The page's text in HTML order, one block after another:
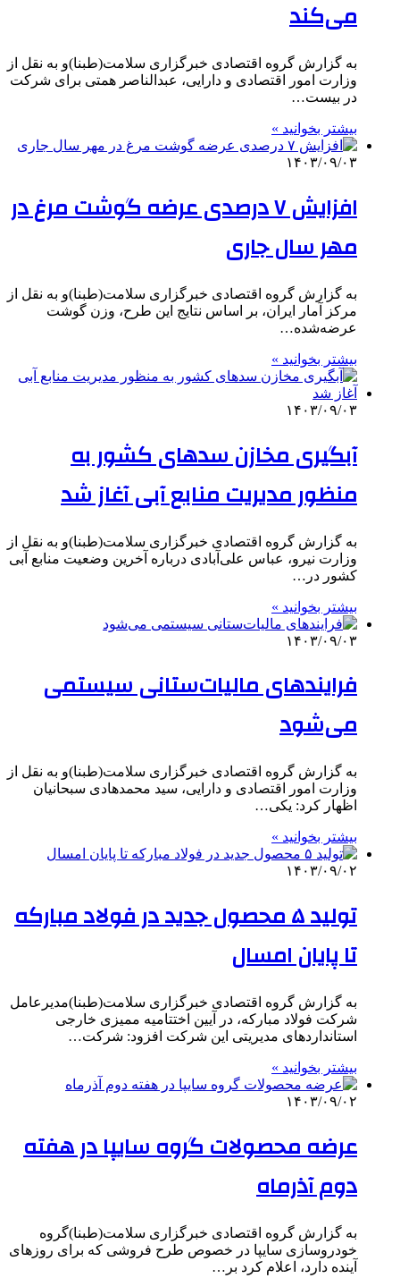
می‌کند
به گزارش گروه اقتصادی خبرگزاری سلامت(طبنا)و به نقل از
وزارت امور اقتصادی و دارایی، عبدالناصر همتی برای شرکت
در بیست…
بیشتر بخوانید »
۱۴۰۳/۰۹/۰۳
افزایش ۷ درصدی عرضه گوشت مرغ در
مهر سال جاری
به گزارش گروه اقتصادی خبرگزاری سلامت(طبنا)و به نقل از
مرکز آمار ایران، بر اساس نتایج این طرح، وزن گوشت
عرضه‌شده…
بیشتر بخوانید »
۱۴۰۳/۰۹/۰۳
آبگیری مخازن سدهای کشور به
منظور مدیریت منابع آبی آغاز شد
به گزارش گروه اقتصادی خبرگزاری سلامت(طبنا)و به نقل از
وزارت نیرو، عباس علی‌آبادی درباره آخرین وضعیت منابع آبی
کشور در…
بیشتر بخوانید »
۱۴۰۳/۰۹/۰۳
فرایندهای مالیات‌ستانی سیستمی
می‌شود
به گزارش گروه اقتصادی خبرگزاری سلامت(طبنا)و به نقل از
وزارت امور اقتصادی و دارایی، سید محمدهادی سبحانیان
اظهار کرد: یکی…
بیشتر بخوانید »
۱۴۰۳/۰۹/۰۲
تولید ۵ محصول جدید در فولاد مبارکه
تا پایان امسال
به گزارش گروه اقتصادی خبرگزاری سلامت(طبنا)مدیرعامل
شرکت فولاد مبارکه، در آیین اختتامیه ممیزی خارجی
استانداردهای مدیریتی این شرکت افزود: شرکت…
بیشتر بخوانید »
۱۴۰۳/۰۹/۰۲
عرضه محصولات گروه سایپا در هفته
دوم آذرماه
به گزارش گروه اقتصادی خبرگزاری سلامت(طبنا)گروه
خودروسازی سایپا در خصوص طرح فروشی که برای روزهای
آینده دارد، اعلام کرد بر…